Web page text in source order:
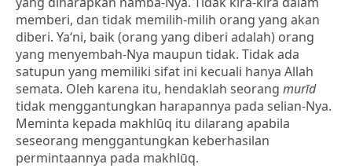
memberi, dan tidak memilih-milih orang yang akan
diberi. Ya‘ni, baik (orang yang diberi adalah) orang
yang menyembah-Nya maupun tidak. Tidak ada
satupun yang memiliki sifat ini kecuali hanya Allah
semata. Oleh karena itu, hendaklah seorang murīd
tidak menggantungkan harapannya pada selian-Nya.
Meminta kepada makhlūq itu dilarang apabila
seseorang menggantungkan keberhasilan
permintaannya pada makhlūq.